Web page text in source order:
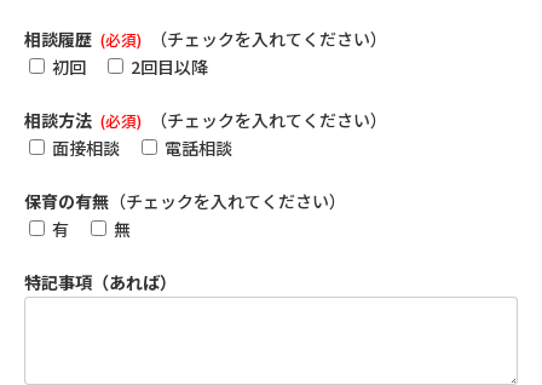
相談履歴 (必須)
（チェックを入れてください）
初回
2回目以降
相談方法 (必須)
（チェックを入れてください）
面接相談
電話相談
保育の有無（チェックを入れてください）
有
無
特記事項（あれば）